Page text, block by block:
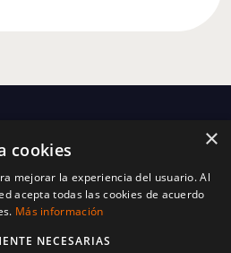
×
cookies
mejorar la experiencia del usuario. Al
acepta todas las cookies de acuerdo
Más información
NECESARIAS